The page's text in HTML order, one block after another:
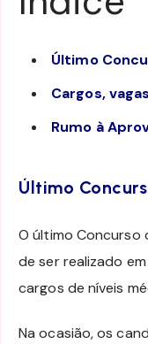
Último
Cargos,
Rumo à
Último
O último Concurso
de ser realizado
cargos de níveis
Na ocasião, os